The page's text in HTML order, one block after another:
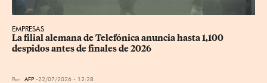
EMPRESAS
La filial alemana de Telefónica anuncia hasta 1,100
despidos antes de finales de 2026
Por AFP 22/07/2026 - 12:28